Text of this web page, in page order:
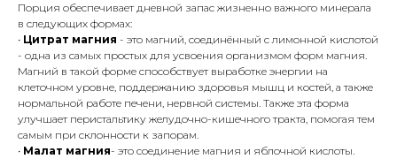
Порция обеспечивает дневной запас жизненно важного минерала
в следующих формах:
• Цитрат магния - это магний, соединённый с лимонной кислотой
- одна из самых простых для усвоения организмом форм магния.
Магний в такой форме способствует выработке энергии на
клеточном уровне, поддержанию здоровья мышц и костей, а также
нормальной работе печени, нервной системы. Также эта форма
улучшает перистальтику желудочно-кишечного тракта, помогая тем
самым при склонности к запорам.
• Малат магния- это соединение магния и яблочной кислоты.